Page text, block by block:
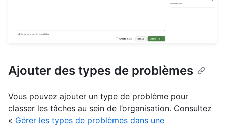
Ajouter des types de problèmes
Vous pouvez ajouter un type de problème pour
classer les tâches au sein de l’organisation. Consultez
« Gérer les types de problèmes dans une